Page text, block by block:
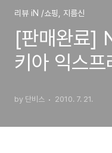
리뷰 iN /쇼핑, 지름신
[판매완료]
키아 익스
by 단비스 2010. 7. 21.